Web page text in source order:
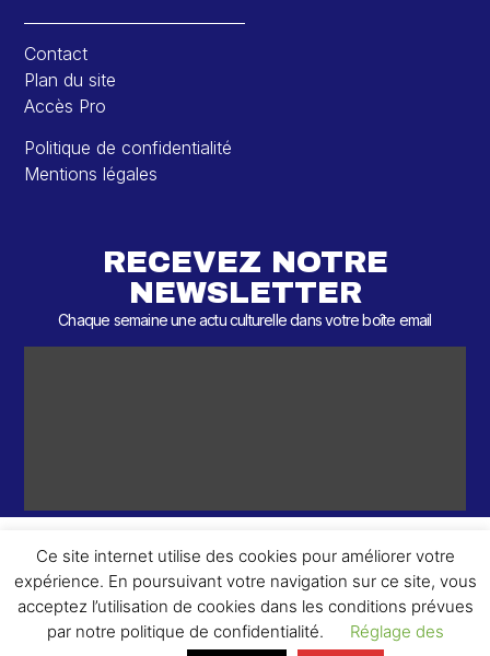
Contact
Plan du site
Accès Pro
Politique de confidentialité
Mentions légales
RECEVEZ NOTRE
NEWSLETTER
Chaque semaine une actu culturelle dans votre boîte email
© 2026 – 2 ème Round – Tous droits réservés.
Ce site internet utilise des cookies pour améliorer votre
expérience. En poursuivant votre navigation sur ce site, vous
acceptez l’utilisation de cookies dans les conditions prévues
par notre politique de confidentialité.
Réglage des